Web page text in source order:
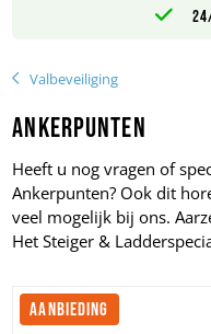
Valbeveiliging
Ankerpunten
Heeft u nog vragen of
Ankerpunten? Ook dit
veel mogelijk bij ons.
Het Steiger &
AANBIEDING